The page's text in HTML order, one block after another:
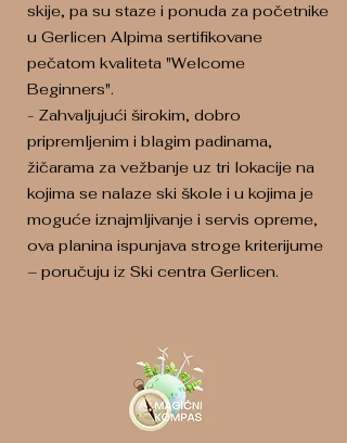
skije, pa su staze i ponuda za početnike
u Gerlicen Alpima sertifikovane
pečatom kvaliteta "Welcome
Beginners".
- Zahvaljujući širokim, dobro
pripremljenim i blagim padinama,
žičarama za vežbanje uz tri lokacije na
kojima se nalaze ski škole i u kojima je
moguće iznajmljivanje i servis opreme,
ova planina ispunjava stroge kriterijume
– poručuju iz Ski centra Gerlicen.